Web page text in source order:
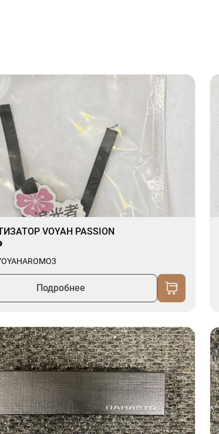
VOYAH PASSION
Подробнее